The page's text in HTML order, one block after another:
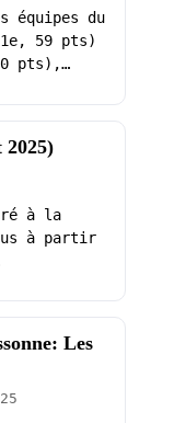
équipes du
59 pts)
pts),…
2025)
à la
à partir
Les